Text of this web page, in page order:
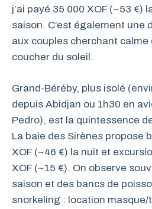
j’ai payé 35 000 XOF (~53 €)
saison. C’est également une
aux couples cherchant calme
coucher du soleil.
Grand-Béréby, plus isolé
depuis Abidjan ou 1h30 en
Pedro), est la quintessence
La baie des Sirènes propose
XOF (~46 €) la nuit et
XOF (~15 €). On observe
saison et des bancs de
snorkeling : location masque/